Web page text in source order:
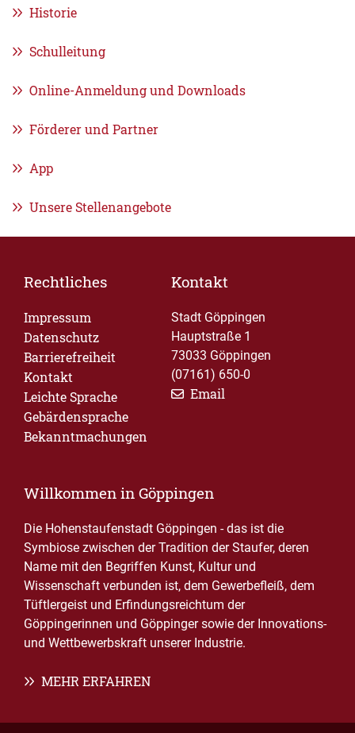
Historie
Schulleitung
Online-Anmeldung und Downloads
Förderer und Partner
App
Unsere Stellenangebote
Rechtliches
Impressum
Datenschutz
Barrierefreiheit
Kontakt
Leichte Sprache
Gebärdensprache
Bekanntmachungen
Kontakt
Stadt Göppingen
Hauptstraße 1
73033 Göppingen
(07161) 650-0
Email
Willkommen in Göppingen
Die Hohenstaufenstadt Göppingen - das ist die
Symbiose zwischen der Tradition der Staufer, deren
Name mit den Begriffen Kunst, Kultur und
Wissenschaft verbunden ist, dem Gewerbefleiß, dem
Tüftlergeist und Erfindungsreichtum der
Göppingerinnen und Göppinger sowie der Innovations-
und Wettbewerbskraft unserer Industrie.
MEHR ERFAHREN